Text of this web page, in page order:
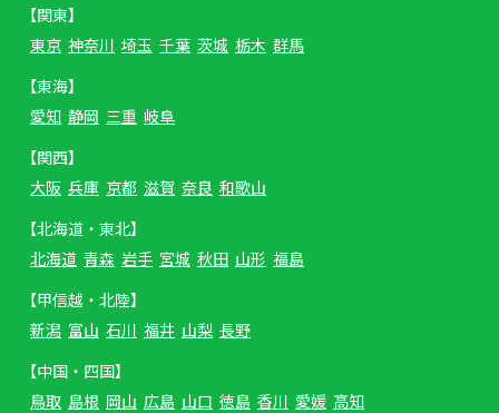
【関東】
東京 神奈川 埼玉 千葉 茨城 栃木 群馬
【東海】
愛知 静岡 三重 岐阜
【関西】
大阪 兵庫 京都 滋賀 奈良 和歌山
【北海道・東北】
北海道 青森 岩手 宮城 秋田 山形 福島
【甲信越・北陸】
新潟 富山 石川 福井 山梨 長野
【中国・四国】
鳥取 島根 岡山 広島 山口 徳島 香川 愛媛 高知